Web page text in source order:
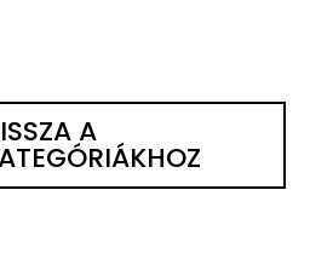
A